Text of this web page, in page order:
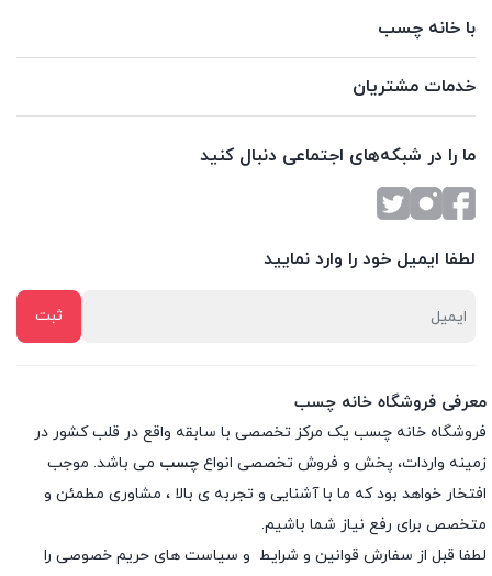
با خانه چسب
خدمات مشتریان
ما را در شبکه‌های اجتماعی دنبال کنید
لطفا ایمیل خود را وارد نمایید
معرفی فروشگاه خانه چسب
فروشگاه خانه چسب یک مرکز تخصصی با سابقه واقع در قلب کشور در
زمینه واردات، پخش و فروش تخصصی انواع چسب می باشد. موجب
افتخار خواهد بود که ما با آشنایی و تجربه ی بالا ، مشاوری مطمئن و
متخصص برای رفع نیاز شما باشیم.
لطفا قبل از سفارش قوانین و شرایط و سیاست های حریم خصوصی را